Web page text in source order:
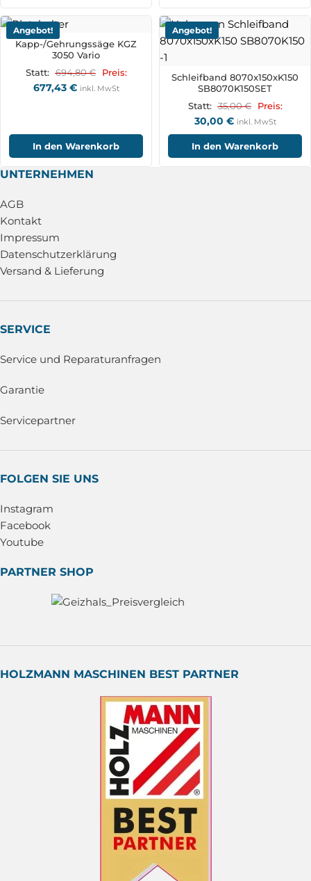
Angebot!
Kapp-/Gehrungssäge KGZ
3050 Vario
Statt: 694,80€ Preis:
677,43 € inkl. MwSt
In den Warenkorb
Angebot!
Schleifband 8070x150xK150
SB8070K150SET
Statt: 35,00€ Preis:
30,00 € inkl. MwSt
In den Warenkorb
UNTERNEHMEN
AGB
Kontakt
Impressum
Datenschutzerklärung
Versand & Lieferung
SERVICE
Service und Reparaturanfragen
Garantie
Servicepartner
FOLGEN SIE UNS
Instagram
Facebook
Youtube
PARTNER SHOP
HOLZMANN MASCHINEN BEST PARTNER